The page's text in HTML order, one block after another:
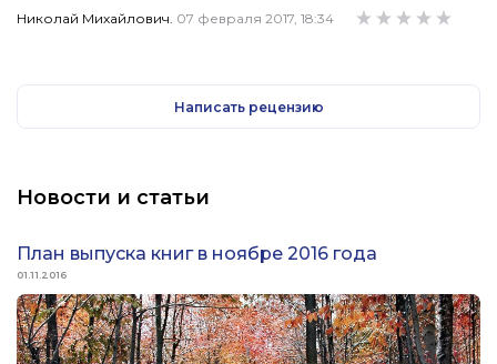
в результате может показаться читателю новой и незнакомой,
Николай Михайлович. 07 февраля 2017, 18:34
Написать рецензию
Новости и статьи
План выпуска книг в ноябре 2016 года
01.11.2016